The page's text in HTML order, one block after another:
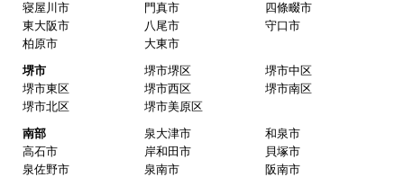
寝屋川市
門真市
四條畷市
東大阪市
八尾市
守口市
柏原市
大東市
堺市
堺市堺区
堺市中区
堺市東区
堺市西区
堺市南区
堺市北区
堺市美原区
南部
泉大津市
和泉市
高石市
岸和田市
貝塚市
泉佐野市
泉南市
阪南市